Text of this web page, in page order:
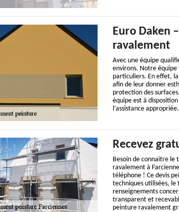
Euro Daken
ravalement
Avec une équipe
environs. Notre équipe
particuliers. En effet,
afin de leur donner
protection des
équipe est à
l’assistance appropriée.
Recevez
Besoin de connaitre
ravalement à
téléphone ! Ce devis
techniques utilisées,
renseignements
transparent et
peinture ravalement